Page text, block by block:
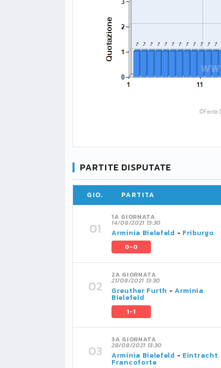
PARTITE DISPUTATE
GIO. PARTITA
1A GIORNATA
14/08/2021 13:30
Arminia Bielefeld - Friburgo
0-0
2A GIORNATA
21/08/2021 13:30
Greuther Furth - Arminia
Bielefeld
1-1
3A GIORNATA
28/08/2021 13:30
Arminia Bielefeld - Eintracht
Francoforte